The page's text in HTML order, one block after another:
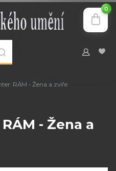
0
RÁM - Žena a zvíře
- Žena a